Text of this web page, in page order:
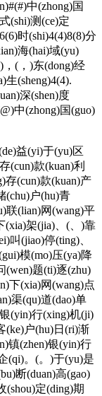
中(zhong)国
(shi)测(ce)定
时(shi)4(4)8(8)分
海(hai)域(yu)
，(，)东(dong)经
生(sheng)4(4).
深(shen)度
中(zhong)国(guo)
益(yi)于(yu)区
(cun)款(kuan)利
存(cun)款(kuan)产
(chu)户(hu)青
联(lian)网(wang)平
(xia)架(jia)、(、)靠
叫(jiao)停(ting)、
模(mo)压(ya)降
(wen)题(ti)逐(zhu)
下(xia)网(wang)点
渠(qu)道(dao)单
(yin)行(xing)机(ji)
(ke)户(hu)日(ri)渐
镇(zhen)银(yin)行
(qi)。(。)于(yu)是
断(duan)高(gao)
(shou)定(ding)期